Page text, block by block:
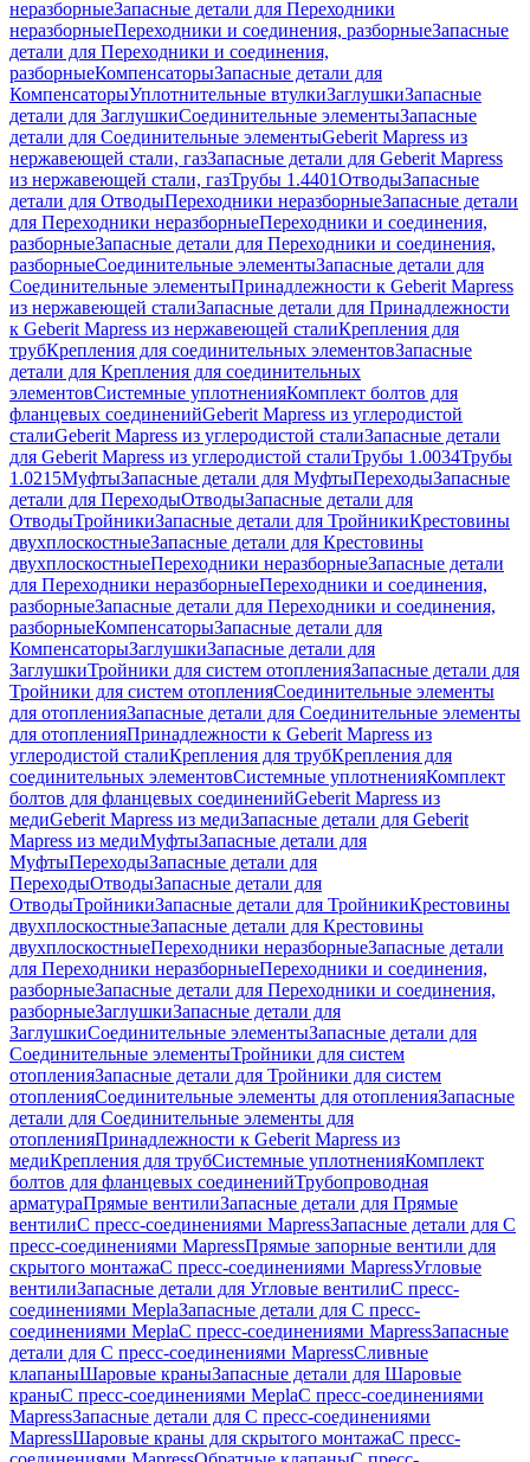
неразборныеЗапасные детали для Переходники
неразборныеПереходники и соединения, разборныеЗапасные
детали для Переходники и соединения,
разборныеКомпенсаторыЗапасные детали для
КомпенсаторыУплотнительные втулкиЗаглушкиЗапасные
детали для ЗаглушкиСоединительные элементыЗапасные
детали для Соединительные элементыGeberit Mapress из
нержавеющей стали, газЗапасные детали для Geberit Mapress
из нержавеющей стали, газТрубы 1.4401ОтводыЗапасные
детали для ОтводыПереходники неразборныеЗапасные детали
для Переходники неразборныеПереходники и соединения,
разборныеЗапасные детали для Переходники и соединения,
разборныеСоединительные элементыЗапасные детали для
Соединительные элементыПринадлежности к Geberit Mapress
из нержавеющей сталиЗапасные детали для Принадлежности
к Geberit Mapress из нержавеющей сталиКрепления для
трубКрепления для соединительных элементовЗапасные
детали для Крепления для соединительных
элементовСистемные уплотненияКомплект болтов для
фланцевых соединенийGeberit Mapress из углеродистой
сталиGeberit Mapress из углеродистой сталиЗапасные детали
для Geberit Mapress из углеродистой сталиТрубы 1.0034Трубы
1.0215МуфтыЗапасные детали для МуфтыПереходыЗапасные
детали для ПереходыОтводыЗапасные детали для
ОтводыТройникиЗапасные детали для ТройникиКрестовины
двухплоскостныеЗапасные детали для Крестовины
двухплоскостныеПереходники неразборныеЗапасные детали
для Переходники неразборныеПереходники и соединения,
разборныеЗапасные детали для Переходники и соединения,
разборныеКомпенсаторыЗапасные детали для
КомпенсаторыЗаглушкиЗапасные детали для
ЗаглушкиТройники для систем отопленияЗапасные детали для
Тройники для систем отопленияСоединительные элементы
для отопленияЗапасные детали для Соединительные элементы
для отопленияПринадлежности к Geberit Mapress из
углеродистой сталиКрепления для трубКрепления для
соединительных элементовСистемные уплотненияКомплект
болтов для фланцевых соединенийGeberit Mapress из
медиGeberit Mapress из медиЗапасные детали для Geberit
Mapress из медиМуфтыЗапасные детали для
МуфтыПереходыЗапасные детали для
ПереходыОтводыЗапасные детали для
ОтводыТройникиЗапасные детали для ТройникиКрестовины
двухплоскостныеЗапасные детали для Крестовины
двухплоскостныеПереходники неразборныеЗапасные детали
для Переходники неразборныеПереходники и соединения,
разборныеЗапасные детали для Переходники и соединения,
разборныеЗаглушкиЗапасные детали для
ЗаглушкиСоединительные элементыЗапасные детали для
Соединительные элементыТройники для систем
отопленияЗапасные детали для Тройники для систем
отопленияСоединительные элементы для отопленияЗапасные
детали для Соединительные элементы для
отопленияПринадлежности к Geberit Mapress из
медиКрепления для трубСистемные уплотненияКомплект
болтов для фланцевых соединенийТрубопроводная
арматураПрямые вентилиЗапасные детали для Прямые
вентилиС пресс-соединениями MapressЗапасные детали для С
пресс-соединениями MapressПрямые запорные вентили для
скрытого монтажаС пресс-соединениями MapressУгловые
вентилиЗапасные детали для Угловые вентилиС пресс-
соединениями MeplaЗапасные детали для С пресс-
соединениями MeplaС пресс-соединениями MapressЗапасные
детали для С пресс-соединениями MapressСливные
клапаныШаровые краныЗапасные детали для Шаровые
краныС пресс-соединениями MeplaС пресс-соединениями
MapressЗапасные детали для С пресс-соединениями
MapressШаровые краны для скрытого монтажаС пресс-